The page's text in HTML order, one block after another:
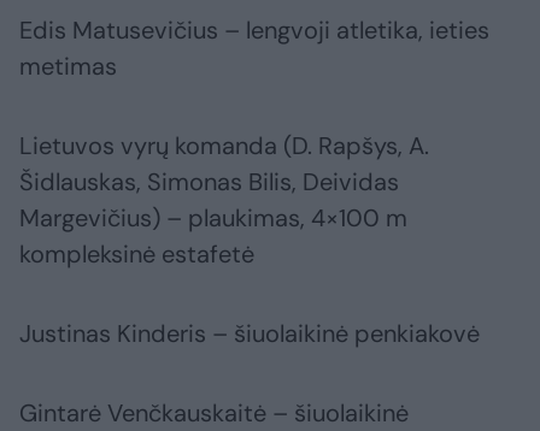
Edis Matusevičius – lengvoji atletika, ieties
metimas
Lietuvos vyrų komanda (D. Rapšys, A.
Šidlauskas, Simonas Bilis, Deividas
Margevičius) – plaukimas, 4×100 m
kompleksinė estafetė
Justinas Kinderis – šiuolaikinė penkiakovė
Gintarė Venčkauskaitė – šiuolaikinė